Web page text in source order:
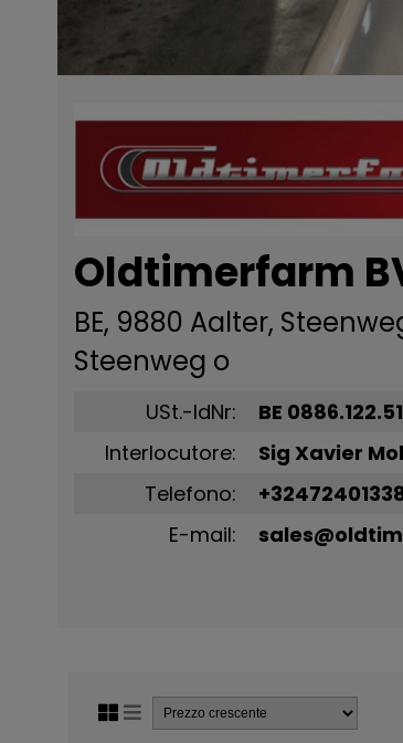
Oldtimerfarm
BE, 9880 Aalter,
Steenweg o
USt.-IdNr:
BE
Interlocutore:
Sig Xavier
Telefono:
E-mail: